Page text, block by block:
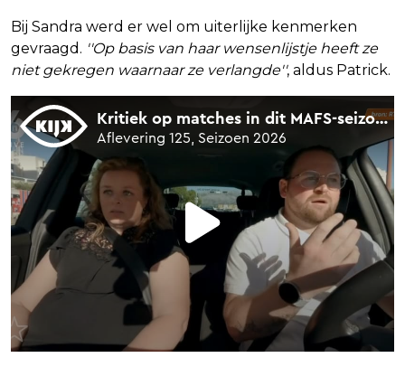
Bij Sandra werd er wel om uiterlijke kenmerken
gevraagd. ''Op basis van haar wensenlijstje heeft ze
niet gekregen waarnaar ze verlangde'', aldus Patrick.